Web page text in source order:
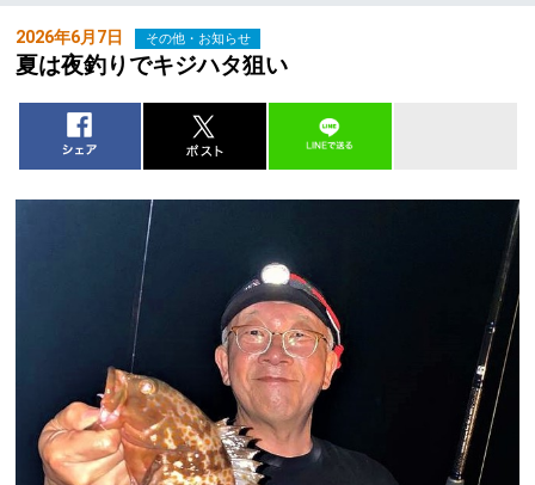
2026年6月7日 その他・お知らせ
夏は夜釣りでキジハタ狙い